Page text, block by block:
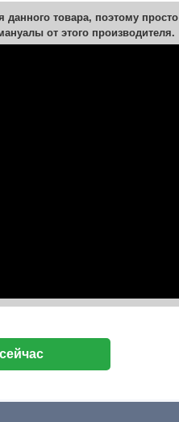
товара, поэтому просто
от этого производителя.